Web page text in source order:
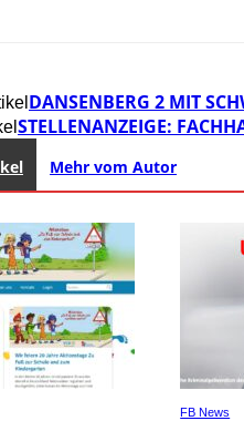
DANSENBERG 2 MIT
STELLENANZEIGE:
Mehr vom Autor
FB News